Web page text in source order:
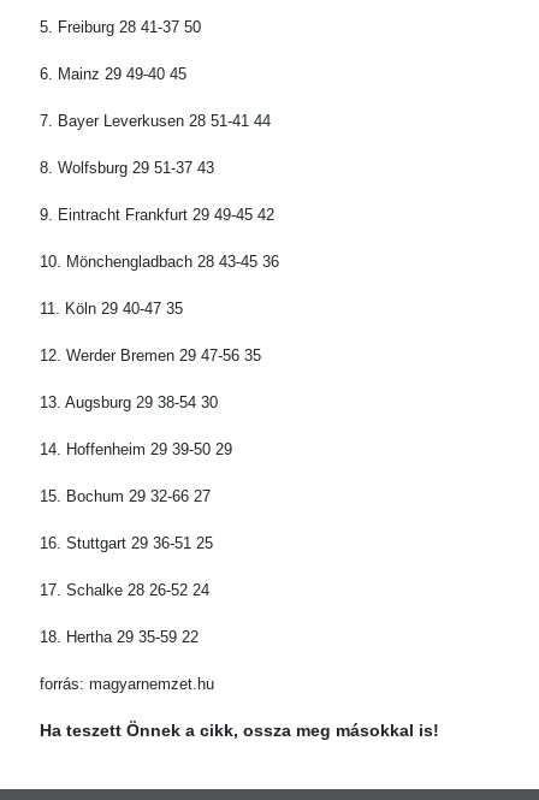
5. Freiburg 28 41-37 50
6. Mainz 29 49-40 45
7. Bayer Leverkusen 28 51-41 44
8. Wolfsburg 29 51-37 43
9. Eintracht Frankfurt 29 49-45 42
10. Mönchengladbach 28 43-45 36
11. Köln 29 40-47 35
12. Werder Bremen 29 47-56 35
13. Augsburg 29 38-54 30
14. Hoffenheim 29 39-50 29
15. Bochum 29 32-66 27
16. Stuttgart 29 36-51 25
17. Schalke 28 26-52 24
18. Hertha 29 35-59 22
forrás: magyarnemzet.hu
Ha teszett Önnek a cikk, ossza meg másokkal is!